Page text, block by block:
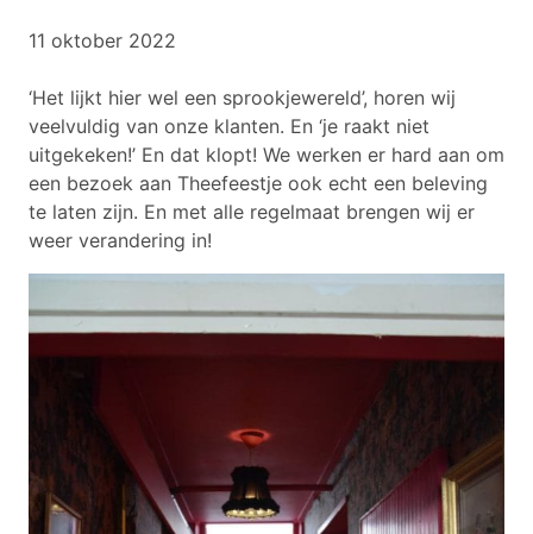
11 oktober 2022
‘Het lijkt hier wel een sprookjewereld’, horen wij
veelvuldig van onze klanten. En ‘je raakt niet
uitgekeken!’ En dat klopt! We werken er hard aan om
een bezoek aan Theefeestje ook echt een beleving
te laten zijn. En met alle regelmaat brengen wij er
weer verandering in!